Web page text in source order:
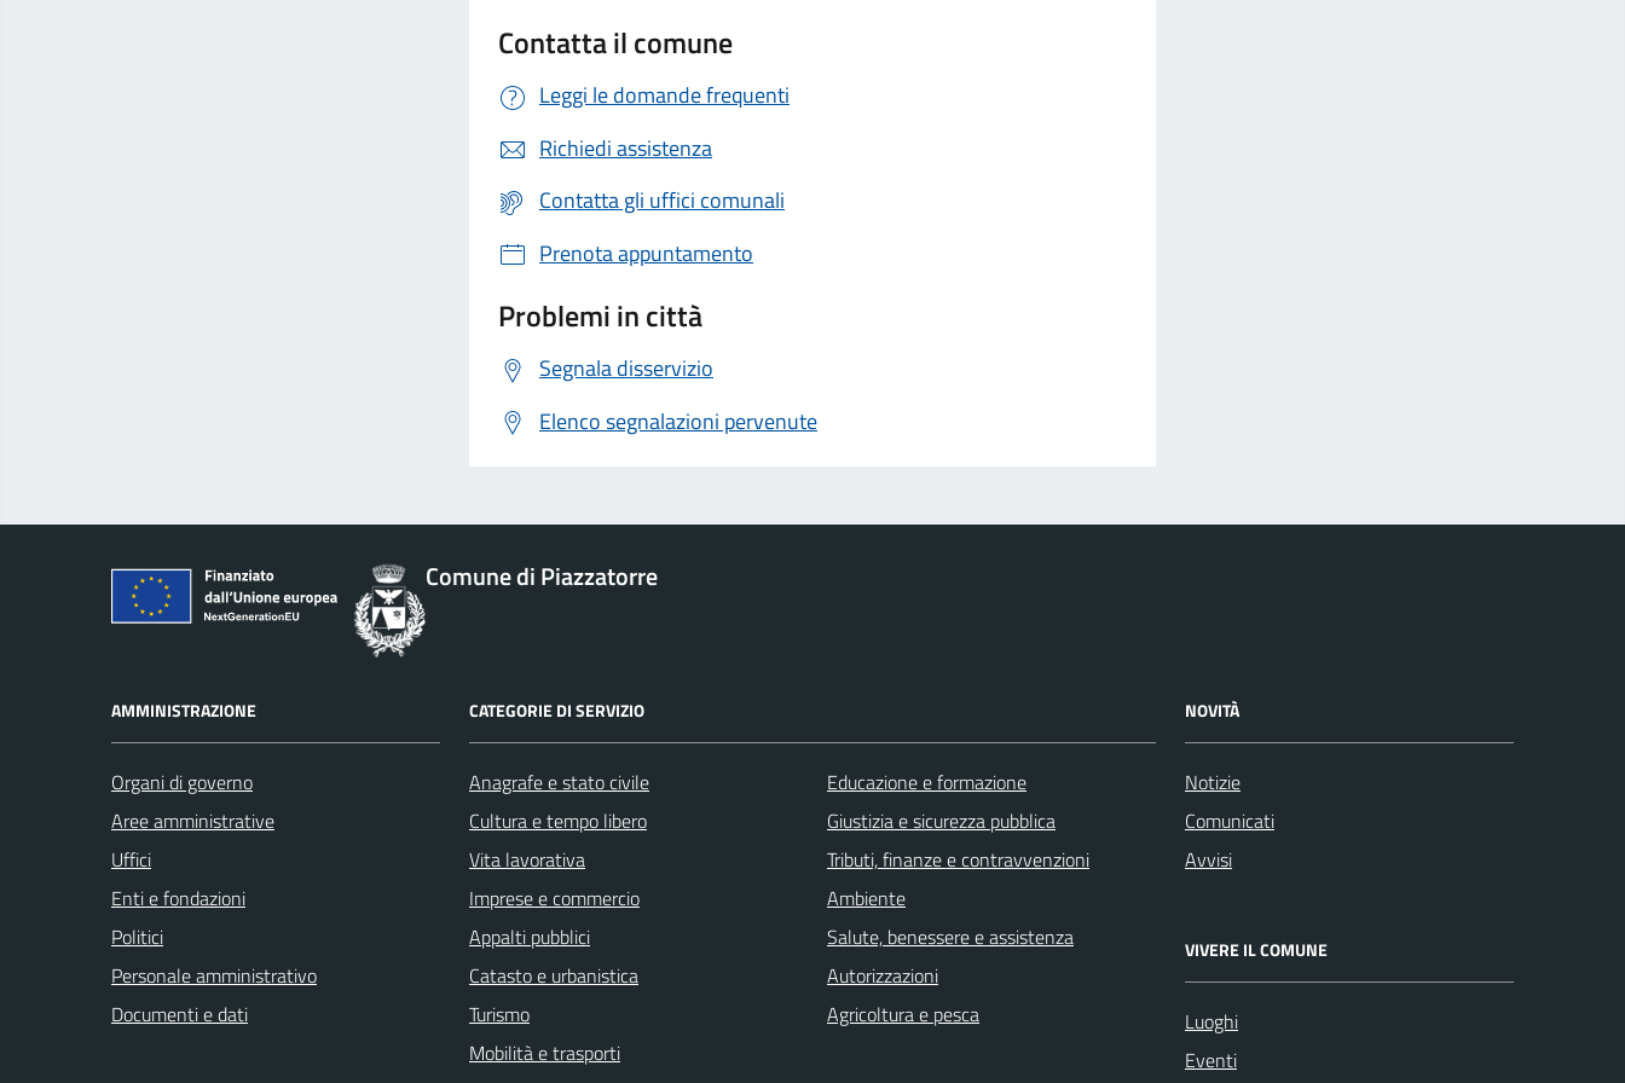
Contatta il comune
Leggi le domande frequenti
Richiedi assistenza
Contatta gli uffici comunali
Prenota appuntamento
Problemi in città
Segnala disservizio
Elenco segnalazioni pervenute
Comune di Piazzatorre
AMMINISTRAZIONE
Organi di governo
Aree amministrative
Uffici
Enti e fondazioni
Politici
Personale amministrativo
Documenti e dati
CATEGORIE DI SERVIZIO
Anagrafe e stato civile
Cultura e tempo libero
Vita lavorativa
Imprese e commercio
Appalti pubblici
Catasto e urbanistica
Turismo
Mobilità e trasporti
Educazione e formazione
Giustizia e sicurezza pubblica
Tributi, finanze e contravvenzioni
Ambiente
Salute, benessere e assistenza
Autorizzazioni
Agricoltura e pesca
NOVITÀ
Notizie
Comunicati
Avvisi
VIVERE IL COMUNE
Luoghi
Eventi